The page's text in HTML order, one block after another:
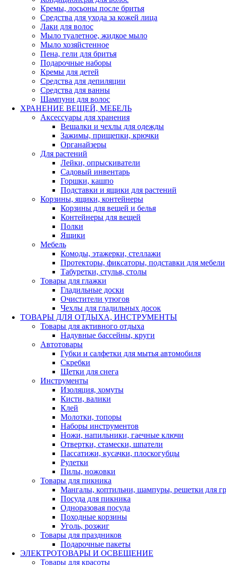
Кремы, лосьоны после бритья
Средства для ухода за кожей лица
Лаки для волос
Мыло туалетное, жидкое мыло
Мыло хозяйстенное
Пена, гели для бритья
Подарочные наборы
Кремы для детей
Средства для депиляции
Средства для ванны
Шампуни для волос
ХРАНЕНИЕ ВЕЩЕЙ, МЕБЕЛЬ
Аксессуары для хранения
Вешалки и чехлы для одежды
Зажимы, прищепки, крючки
Органайзеры
Для растений
Лейки, опрыскиватели
Садовый инвентарь
Горшки, кашпо
Подставки и ящики для растений
Корзины, ящики, контейнеры
Корзины для вещей и белья
Контейнеры для вещей
Полки
Ящики
Мебель
Комоды, этажерки, стеллажи
Протекторы, фиксаторы, подставки для мебели
Табуретки, стулья, столы
Товары для глажки
Гладильные доски
Очистители утюгов
Чехлы для гладильных досок
ТОВАРЫ ДЛЯ ОТДЫХА, ИНСТРУМЕНТЫ
Товары для активного отдыха
Надувные бассейны, круги
Автотовары
Губки и салфетки для мытья автомобиля
Скребки
Щетки для снега
Инструменты
Изоляция, хомуты
Кисти, валики
Клей
Молотки, топоры
Наборы инструментов
Ножи, напильники, гаечные ключи
Отвертки, стамески, шпатели
Пассатижи, кусачки, плоскогубцы
Рулетки
Пилы, ножовки
Товары для пикника
Мангалы, коптильни, шампуры, решетки для
Посуда для пикника
Одноразовая посуда
Походные корзины
Уголь, розжиг
Товары для праздников
Подарочные пакеты
ЭЛЕКТРОТОВАРЫ И ОСВЕЩЕНИЕ
Товары для красоты